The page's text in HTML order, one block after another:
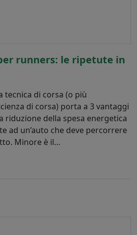
runners: le ripetute in
di corsa (o più
di corsa) porta a 3 vantaggi
riduzione della spesa energetica
ad un’auto che deve percorrere
Minore è il…